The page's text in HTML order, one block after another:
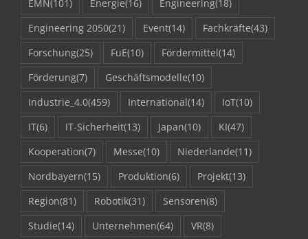
EMN(101) Energie(16) Engineering(18)
Engineering 2050(21) Event(14) Fachkräfte(43)
Forschung(25) FuE(10) Fördermittel(14)
Förderung(7) Geschäftsmodelle(10)
Industrie_4.0(459) International(14) IoT(10)
IT(6) IT-Sicherheit(13) Japan(10) KI(47)
Kooperation(7) Messe(10) Niederlande(11)
Nordbayern(15) Produktion(6) Projekt(13)
Region(81) Robotik(31) Sensoren(8)
Studie(14) Unternehmen(64) VR(8)